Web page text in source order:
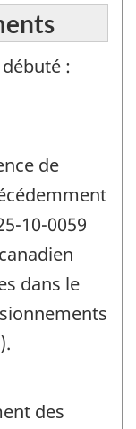
:
de
10-0059
dans le
des